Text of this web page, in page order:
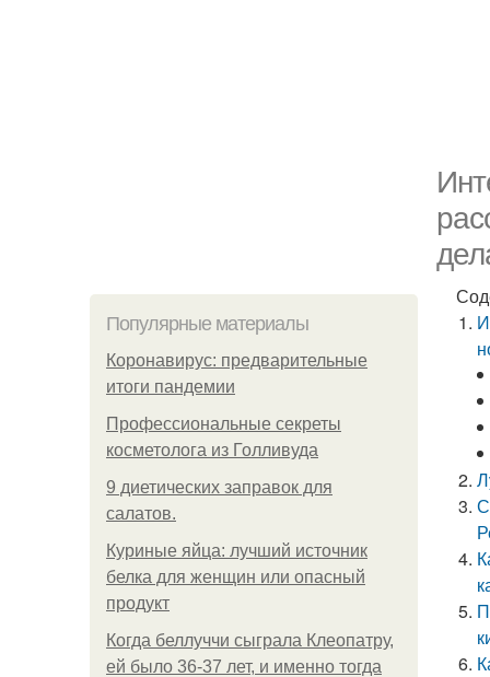
Популярные материалы
Коронавирус: предварительные
итоги пандемии
Профессиональные секреты
косметолога из Голливуда
9 диетических заправок для
салатов.
Куриные яйца: лучший источник
белка для женщин или опасный
продукт
Когда беллуччи сыграла Клеопатру,
ей было 36-37 лет, и именно тогда